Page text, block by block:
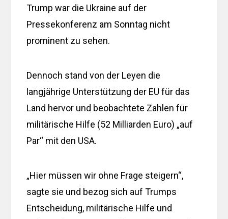
Trump war die Ukraine auf der
Pressekonferenz am Sonntag nicht
prominent zu sehen.
Dennoch stand von der Leyen die
langjährige Unterstützung der EU für das
Land hervor und beobachtete Zahlen für
militärische Hilfe (52 Milliarden Euro) „auf
Par“ mit den USA.
„Hier müssen wir ohne Frage steigern“,
sagte sie und bezog sich auf Trumps
Entscheidung, militärische Hilfe und